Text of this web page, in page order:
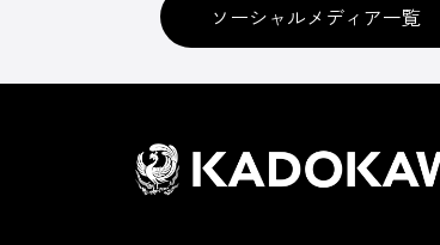
ソーシャルメディア一覧